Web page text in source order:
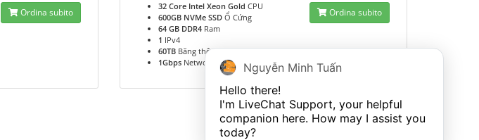
Ordina subito
32 Core Intel Xeon Gold CPU
600GB NVMe SSD Ổ Cứng
64 GB DDR4 Ram
1 IPv4
60TB Băng thông
1Gbps Network
Ordina subito
Nguyễn Minh Tuấn
Hello there!
I'm LiveChat Support, your helpful
companion here. How may I assist you
today?